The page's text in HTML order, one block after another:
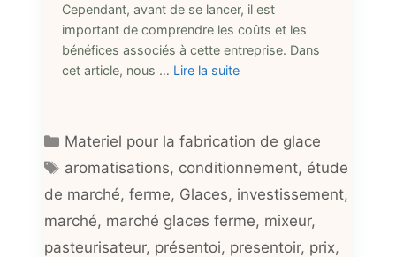
Cependant, avant de se lancer, il est
important de comprendre les coûts et les
bénéfices associés à cette entreprise. Dans
cet article, nous … Lire la suite
Catégories
Materiel pour la fabrication de glace
Étiquettes
aromatisations, conditionnement, étude
de marché, ferme, Glaces, investissement,
marché, marché glaces ferme, mixeur,
pasteurisateur, présentoi, presentoir, prix,